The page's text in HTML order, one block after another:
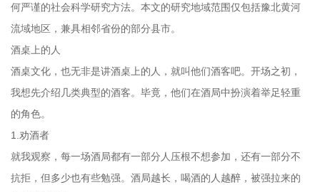
何严谨的社会科学研究方法。本文的研究地域范围仅包括豫北黄河
流域地区，兼具相邻省份的部分县市。
酒桌上的人
酒桌文化，也无非是讲酒桌上的人，就叫他们酒客吧。开场之初，
我想先介绍几类典型的酒客。毕竟，他们在酒局中扮演着举足轻重
的角色。
1.劝酒者
就我观察，每一场酒局都有一部分人压根不想参加，还有一部分不
抗拒，但多少也有些勉强。酒局越长，喝酒的人越醉，被强拉来的